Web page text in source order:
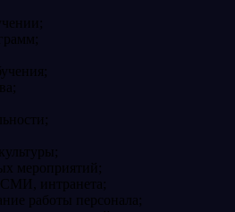
мероприятий;
интранета;
работы персонала;